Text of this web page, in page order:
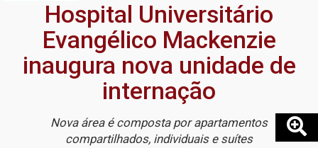
Hospital Universitário
Evangélico Mackenzie
inaugura nova unidade de
internação
Nova área é composta por apartamentos
compartilhados, individuais e suítes